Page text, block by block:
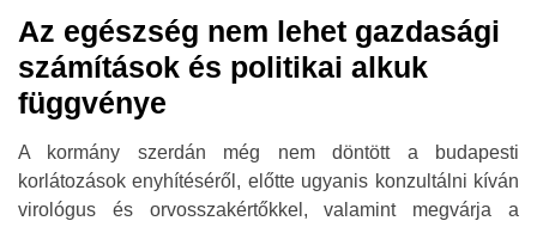
Az egészség nem lehet gazdasági
számítások és politikai alkuk
függvénye
A kormány szerdán még nem döntött a budapesti
korlátozások enyhítéséről, előtte ugyanis konzultálni kíván
virológus és orvosszakértőkkel, valamint megvárja a